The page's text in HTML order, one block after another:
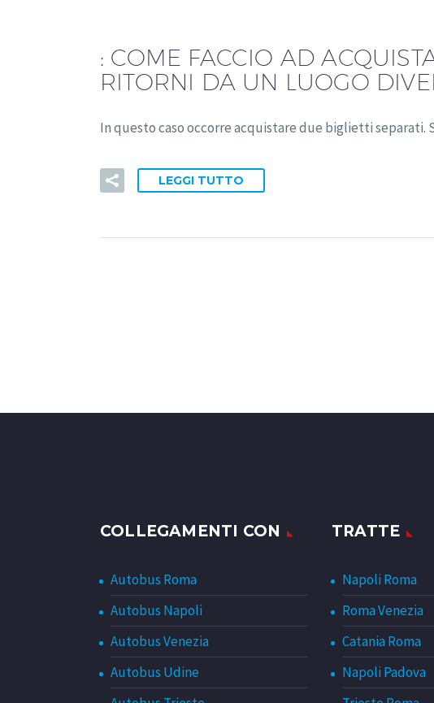
: COME FACCIO AD
RITORNI DA UN LUOGO
In questo caso occorre acquistare due biglietti
LEGGI TUTTO
COLLEGAMENTI CON
Autobus Roma
Autobus Napoli
Autobus Venezia
Autobus Udine
TRATTE
Napoli Roma
Roma Venezia
Catania Roma
Napoli Padova